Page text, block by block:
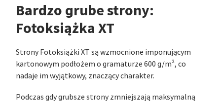
Bardzo grube strony:
Fotoksiążka XT
Strony Fotoksiążki XT są wzmocnione imponującym
kartonowym podłożem o gramaturze 600 g/m², co
nadaje im wyjątkowy, znaczący charakter.
Podczas gdy grubsze strony zmniejszają maksymalną